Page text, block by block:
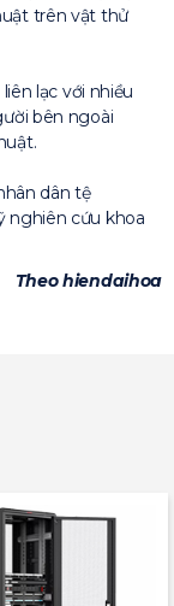
trên vật thử
lạc với nhiều
bên ngoài
dân tệ
nghiên cứu khoa
Theo hiendaihoa